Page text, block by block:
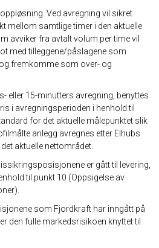
Ved avregning vil sikret
mellom samtlige timer i den aktuelle
avviker fra avtalt volum per time vil
med tilleggene/påslagene som
fremkomme som over- og
eller 15-minutters avregning, benyttes
i avregningsperioden i henhold til
for det aktuelle målepunktet slik
anlegg avregnes etter Elhubs
aktuelle nettområdet.
er gått til levering,
til punkt 10 (Oppsigelse av
som Fjordkraft har inngått på
den fulle markedsrisikoen knyttet til